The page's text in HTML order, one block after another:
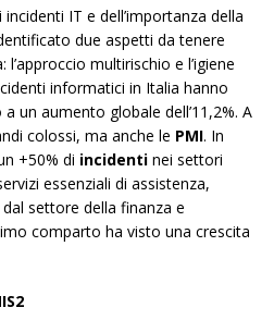
IT e dell’importanza della
due aspetti da tenere
multirischio e l’igiene
informatici in Italia hanno
un aumento globale dell’11,2%. A
colossi, ma anche le PMI. In
+50% di incidenti nei settori
essenziali di assistenza,
settore della finanza e
comparto ha visto una crescita